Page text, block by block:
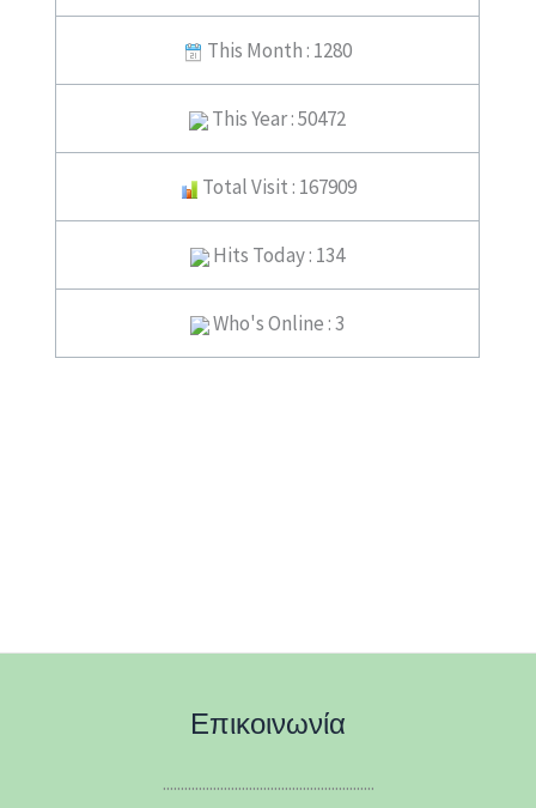
This Month : 1280
This Year : 50472
Total Visit : 167909
Hits Today : 134
Who's Online : 3
Επικοινωνία
...........................................................